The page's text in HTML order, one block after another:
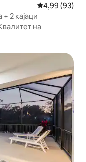
Просечна
4,99 (93)
2 кајаци
на